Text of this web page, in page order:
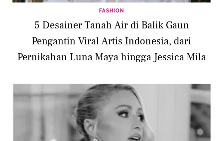
FASHION
5 Desainer Tanah Air di Balik Gaun
Pengantin Viral Artis Indonesia, dari
Pernikahan Luna Maya hingga Jessica Mila